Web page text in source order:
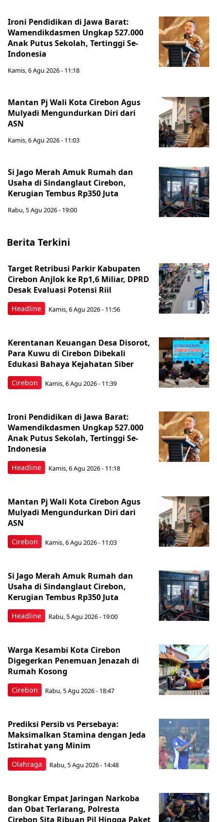
Ironi Pendidikan di Jawa Barat:
Wamendikdasmen Ungkap 527.000
Anak Putus Sekolah, Tertinggi Se-
Indonesia
Kamis, 6 Agu 2026 - 11:18
Mantan Pj Wali Kota Cirebon Agus
Mulyadi Mengundurkan Diri dari
ASN
Kamis, 6 Agu 2026 - 11:03
Si Jago Merah Amuk Rumah dan
Usaha di Sindanglaut Cirebon,
Kerugian Tembus Rp350 Juta
Rabu, 5 Agu 2026 - 19:00
Berita Terkini
Headline
Target Retribusi Parkir Kabupaten
Cirebon Anjlok ke Rp1,6 Miliar, DPRD
Desak Evaluasi Potensi Riil
Kamis, 6 Agu 2026 - 11:56
Cirebon
Kerentanan Keuangan Desa Disorot,
Para Kuwu di Cirebon Dibekali
Edukasi Bahaya Kejahatan Siber
Kamis, 6 Agu 2026 - 11:39
Headline
Ironi Pendidikan di Jawa Barat:
Wamendikdasmen Ungkap 527.000
Anak Putus Sekolah, Tertinggi Se-
Indonesia
Kamis, 6 Agu 2026 - 11:18
Cirebon
Mantan Pj Wali Kota Cirebon Agus
Mulyadi Mengundurkan Diri dari
ASN
Kamis, 6 Agu 2026 - 11:03
Headline
Si Jago Merah Amuk Rumah dan
Usaha di Sindanglaut Cirebon,
Kerugian Tembus Rp350 Juta
Rabu, 5 Agu 2026 - 19:00
Cirebon
Warga Kesambi Kota Cirebon
Digegerkan Penemuan Jenazah di
Rumah Kosong
Rabu, 5 Agu 2026 - 18:47
Olahraga
Prediksi Persib vs Persebaya:
Maksimalkan Stamina dengan Jeda
Istirahat yang Minim
Rabu, 5 Agu 2026 - 14:48
Bongkar Empat Jaringan Narkoba
dan Obat Terlarang, Polresta
Cirebon Sita Ribuan Pil Hingga Paket